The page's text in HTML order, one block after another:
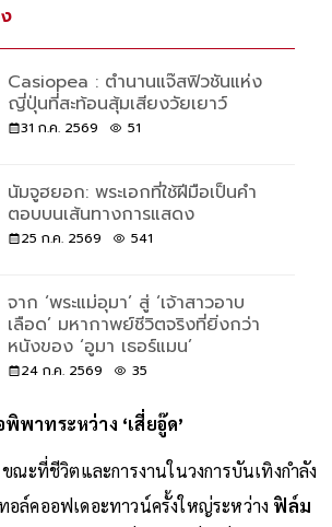
Casiopea : ตำนานแจ๊สฟิวชันแห่ง
ญี่ปุ่นที่สะท้อนสุ้มเสียงวัยเยาว์
31 ก.ค. 2569 51
นัมจูฮยอก: พระเอกที่ใช้ฝีมือเป็นคำ
ตอบบนเส้นทางการแสดง
25 ก.ค. 2569 541
จาก ‘พระแม่อุมา’ สู่ ‘เจ้าสาวอาบ
เลือด’ มหากาพย์ชีวิตจริงที่ยิ่งกว่า
หนังของ ‘อูมา เธอร์แมน’
24 ก.ค. 2569 35
พาทระหว่าง ‘เสี่ยอู๊ด’
ณะที่ชีวิตและการงานในวงการบันเทิงกำลัง
อล์คออฟเดอะทาวน์ครั้งใหญ่ระหว่าง ฟิล์ม